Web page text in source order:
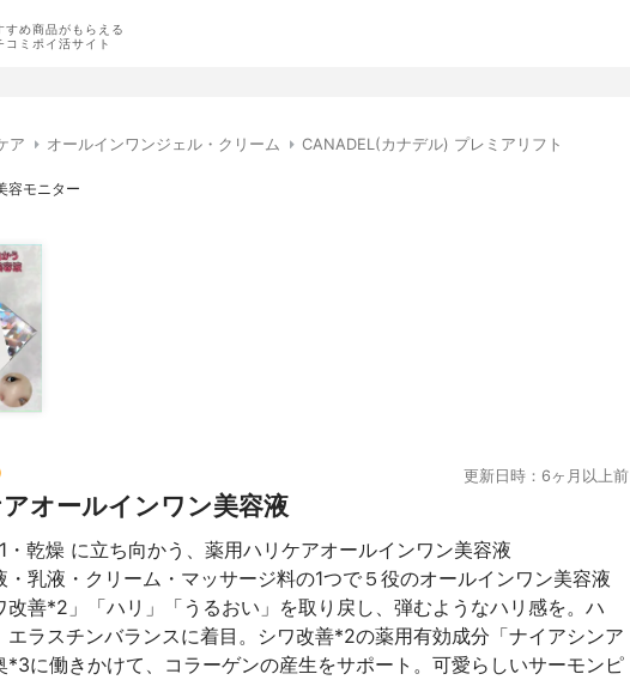
すめ商品がもらえる
コミポイ活サイト
ア オールインワンジェル・クリーム CANADEL(カナデル) プレミアリフト
容モニター
更新日時：6ヶ月以上前
オールインワン美容液
・乾燥 に立ち向かう、薬用ハリケアオールインワン美容液
・乳液・クリーム・マッサージ料の1つで５役のオールインワン美容液
改善*2」「ハリ」「うるおい」を取り戻し、弾むようなハリ感を。ハ
エラスチンバランスに着目。シワ改善*2の薬用有効成分「ナイアシンア
*3に働きかけて、コラーゲンの産生をサポート。可愛らしいサーモンピ